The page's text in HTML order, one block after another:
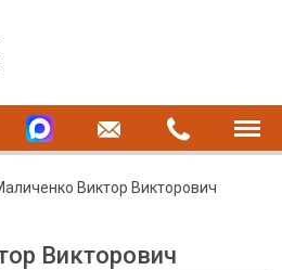
Виктор Викторович
Викторович